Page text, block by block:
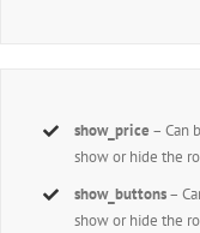
show_price – Can
show or hide the
show_buttons–
show or hide the